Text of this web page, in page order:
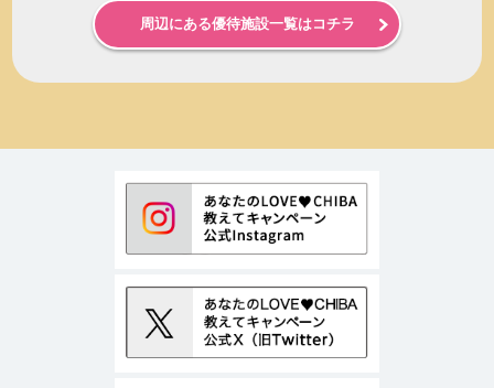
周辺にある優待施設一覧はコチラ